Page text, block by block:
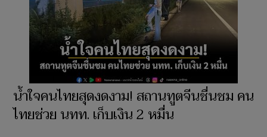
น้ำใจคนไทยสุดงดงาม! สถานทูตจีนชื่นชม คน
ไทยช่วย นทท. เก็บเงิน 2 หมื่น